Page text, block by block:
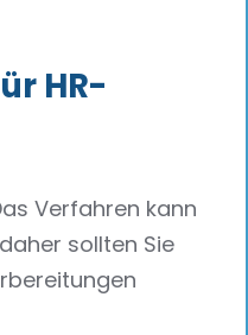
HR-
Verfahren kann
sollten Sie